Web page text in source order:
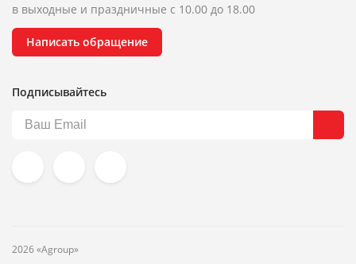
в выходные и праздничные с 10.00 до 18.00
Написать обращение
Подписывайтесь
2026 «Agroup»